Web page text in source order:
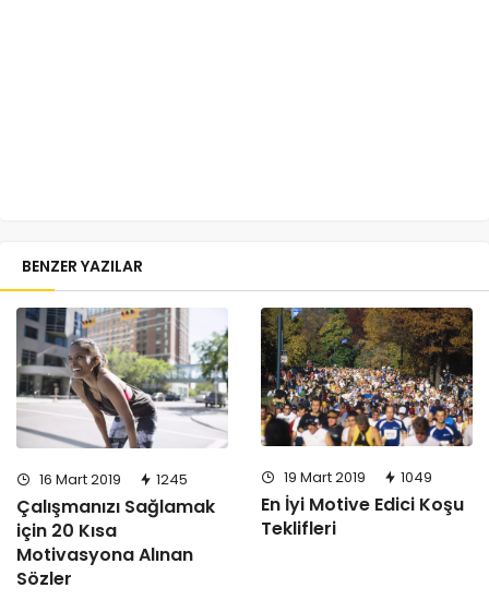
BENZER YAZILAR
16 Mart 2019 1245
Çalışmanızı Sağlamak
için 20 Kısa
Motivasyona Alınan
Sözler
19 Mart 2019 1049
En İyi Motive Edici Koşu
Teklifleri